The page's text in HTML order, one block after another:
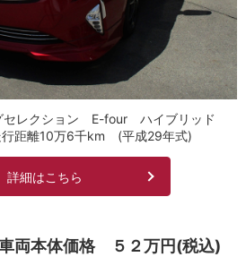
セレクション E-four ハイブリッド
離10万6千km (平成29年式)
詳細はこちら
本体価格 ５２万円(税込)